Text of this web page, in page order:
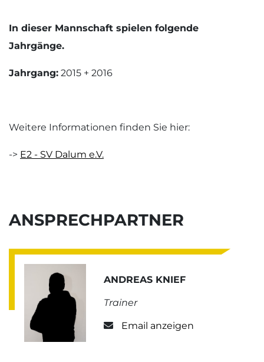
In dieser Mannschaft spielen folgende
Jahrgänge.
Jahrgang: 2015 + 2016
Weitere Informationen finden Sie hier:
-> E2 - SV Dalum e.V.
ANSPRECHPARTNER
ANDREAS KNIEF
Trainer
Email anzeigen